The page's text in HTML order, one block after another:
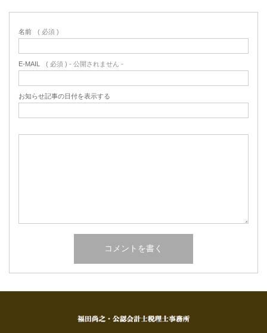
名前 ( 必須 )
E-MAIL ( 必須 ) - 公開されません -
お知らせ記事の日付を表示する